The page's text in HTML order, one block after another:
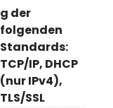
g der
folgenden
Standards:
TCP/IP, DHCP
(nur IPv4),
TLS/SSL